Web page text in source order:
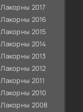
Лакорны 2017
Лакорны 2016
Лакорны 2015
Лакорны 2014
Лакорны 2013
Лакорны 2012
Лакорны 2011
Лакорны 2010
Лакорны 2008